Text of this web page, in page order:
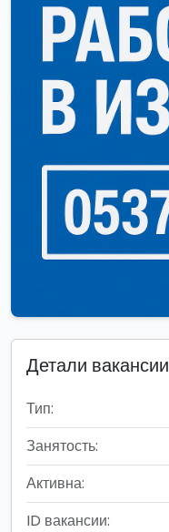
Детали вакансии
Тип:
Занятость:
Активна:
ID вакансии: